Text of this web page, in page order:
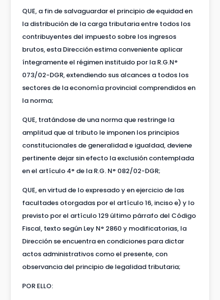
QUE, a fin de salvaguardar el principio de equidad en
la distribución de la carga tributaria entre todos los
contribuyentes del impuesto sobre los ingresos
brutos, esta Dirección estima conveniente aplicar
íntegramente el régimen instituido por la R.G.N°
073/02-DGR, extendiendo sus alcances a todos los
sectores de la economía provincial comprendidos en
la norma;
QUE, tratándose de una norma que restringe la
amplitud que al tributo le imponen los principios
constitucionales de generalidad e igualdad, deviene
pertinente dejar sin efecto la exclusión contemplada
en el artículo 4° de la R.G. N° 082/02-DGR;
QUE, en virtud de lo expresado y en ejercicio de las
facultades otorgadas por el artículo 16, inciso e) y lo
previsto por el artículo 129 último párrafo del Código
Fiscal, texto según Ley N° 2860 y modificatorias, la
Dirección se encuentra en condiciones para dictar
actos administrativos como el presente, con
observancia del principio de legalidad tributaria;
POR ELLO: